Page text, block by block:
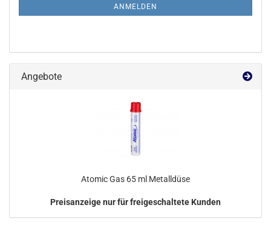
ANMELDEN
Angebote
Atomic Gas 65 ml Metalldüse
Preisanzeige nur für freigeschaltete Kunden